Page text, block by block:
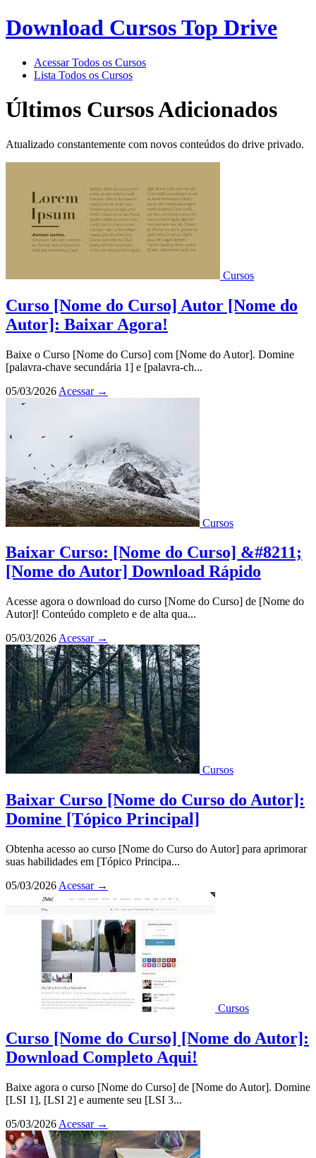
Download Cursos Top Drive
Acessar Todos os Cursos
Lista Todos os Cursos
Últimos Cursos Adicionados
Atualizado constantemente com novos conteúdos do drive privado.
Cursos
Curso [Nome do Curso] Autor [Nome do
Autor]: Baixar Agora!
Baixe o Curso [Nome do Curso] com [Nome do Autor]. Domine
[palavra-chave secundária 1] e [palavra-ch...
05/03/2026 Acessar →
Cursos
Baixar Curso: [Nome do Curso] &#8211;
[Nome do Autor] Download Rápido
Acesse agora o download do curso [Nome do Curso] de [Nome do
Autor]! Conteúdo completo e de alta qua...
05/03/2026 Acessar →
Cursos
Baixar Curso [Nome do Curso do Autor]:
Domine [Tópico Principal]
Obtenha acesso ao curso [Nome do Curso do Autor] para aprimorar
suas habilidades em [Tópico Principa...
05/03/2026 Acessar →
Cursos
Curso [Nome do Curso] [Nome do Autor]:
Download Completo Aqui!
Baixe agora o curso [Nome do Curso] de [Nome do Autor]. Domine
[LSI 1], [LSI 2] e aumente seu [LSI 3...
05/03/2026 Acessar →